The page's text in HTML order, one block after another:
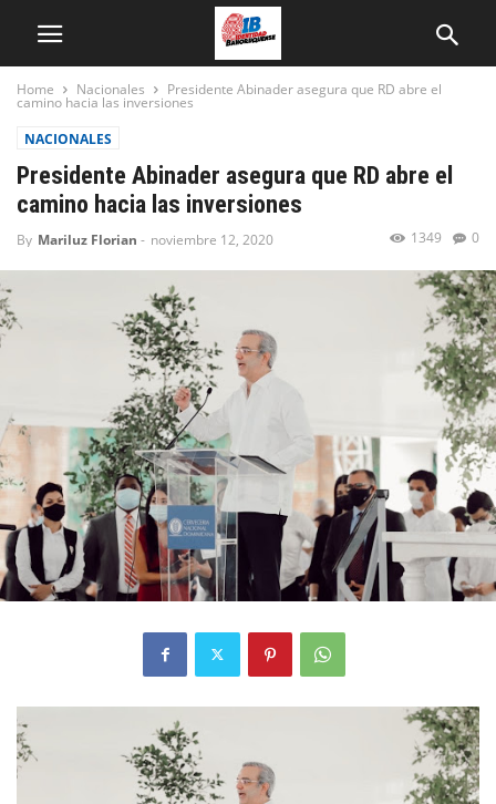
Home Nacionales Presidente Abinader asegura que RD abre el
camino hacia las inversiones
NACIONALES
Presidente Abinader asegura que RD abre el
camino hacia las inversiones
By Mariluz Florian - noviembre 12, 2020 0
1349